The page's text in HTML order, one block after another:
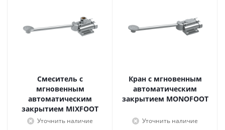
Смеситель с
мгновенным
автоматическим
закрытием MIXFOOT
Уточнить наличие
Кран с мгновенным
автоматическим
закрытием MONOFOOT
Уточнить наличие